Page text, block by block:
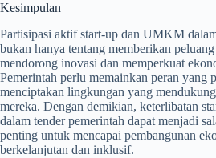
Kesimpulan
Partisipasi aktif start-up dan UMKM
bukan hanya tentang memberikan
mendorong inovasi dan memperkuat
Pemerintah perlu memainkan peran yang
menciptakan lingkungan yang
mereka. Dengan demikian, keterlibatan
dalam tender pemerintah dapat menjadi
penting untuk mencapai pembangunan
berkelanjutan dan inklusif.